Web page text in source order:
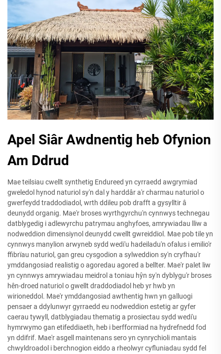
Apel Siâr Awdnentig heb Ofynion
Am Ddrud
Mae teilsiau cwellt synthetig Endureed yn cyrraedd awgrymiad
gweledol hynod naturiol sy'n dal y harddâr a'r charmau naturiol o
gwerfeydd traddodiadol, wrth ddileu pob drafft a gysylltir â
deunydd organig. Mae'r broses wyrthgyrchu'n cynnwys technegau
datblygedig i adlewyrchu patrymau anghyfoes, amrywiadau lliw a
nodweddion dimensiynol deunydd cwellt gwreiddiol. Mae pob tile yn
cynnwys manylion arwyneb sydd wedi'u hadeiladu'n ofalus i emilio'r
ffibrïau naturiol, gan greu cysgodion a sylweddion sy'n cryfhau'r
ymddangosiad realistig o agoredau agored a bellter. Mae'r palet liw
yn cynnwys amrywiadau meidrol a toniau hŷn sy'n dyblygu'r broses
hên-droed naturiol o gwellt draddodiadol heb yr hwb yn
wirioneddol. Mae'r ymddangosiad awthentig hwn yn galluogi
pensaer a ddylunwyr gyrraedd eu nodweddion estetig ar gyfer
caerau tywyll, datblygiadau thematig a prosiectau sydd wedi'u
hymrwymo gan etifeddiaeth, heb i berfformiad na hydrefnedd fod
yn ddifrif. Mae'r asgell maintenans sero yn cynrychioli mantais
chwyldroadol i berchnogion eiddo a rheolwyr cyfluniadau sydd fel